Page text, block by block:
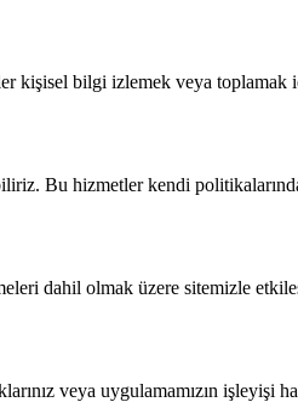
kişisel bilgi izlemek veya toplamak
Bu hizmetler kendi
dahil olmak üzere sitemizle
veya uygulamamızın işleyişi